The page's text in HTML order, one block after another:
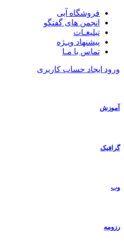
فروشگاه آبی
انجمن های گفتگو
تبلیغـات
پیشنهاد ویـژه
تماس با مـا
ورود ایجاد حساب کاربری
آموزش
گرافیک
وب
رزومه